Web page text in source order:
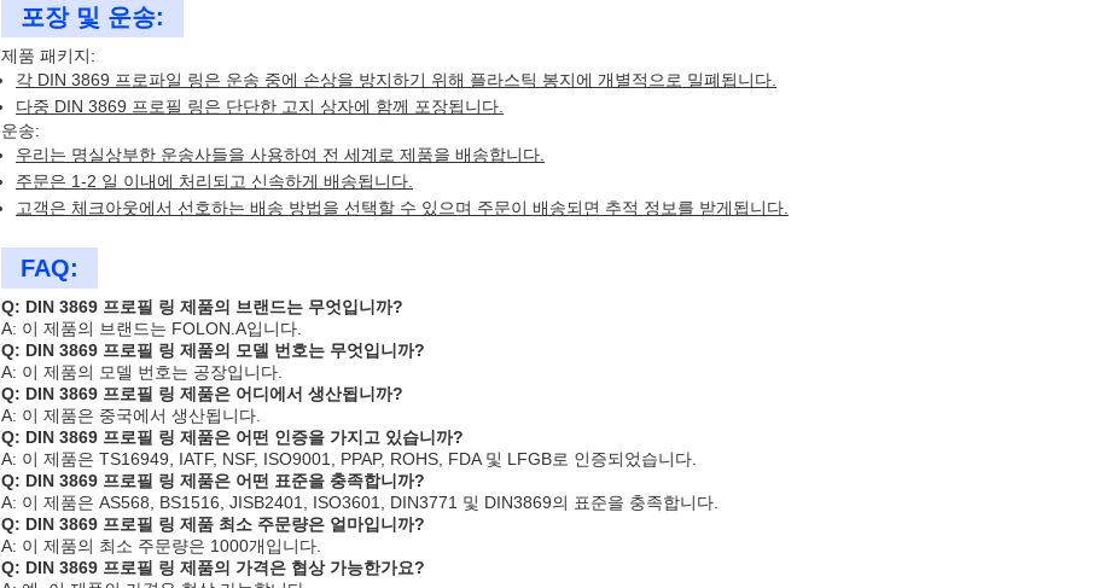
포장 및 운송:
제품 패키지:
각 DIN 3869 프로파일 링은 운송 중에 손상을 방지하기 위해 플라스틱 봉지에 개별적으로 밀폐됩니다.
다중 DIN 3869 프로필 링은 단단한 고지 상자에 함께 포장됩니다.
운송:
우리는 명실상부한 운송사들을 사용하여 전 세계로 제품을 배송합니다.
주문은 1-2 일 이내에 처리되고 신속하게 배송됩니다.
고객은 체크아웃에서 선호하는 배송 방법을 선택할 수 있으며 주문이 배송되면 추적 정보를 받게됩니다.
FAQ:
Q: DIN 3869 프로필 링 제품의 브랜드는 무엇입니까?
A: 이 제품의 브랜드는 FOLON.A입니다.
Q: DIN 3869 프로필 링 제품의 모델 번호는 무엇입니까?
A: 이 제품의 모델 번호는 공장입니다.
Q: DIN 3869 프로필 링 제품은 어디에서 생산됩니까?
A: 이 제품은 중국에서 생산됩니다.
Q: DIN 3869 프로필 링 제품은 어떤 인증을 가지고 있습니까?
A: 이 제품은 TS16949, IATF, NSF, ISO9001, PPAP, ROHS, FDA 및 LFGB로 인증되었습니다.
Q: DIN 3869 프로필 링 제품은 어떤 표준을 충족합니까?
A: 이 제품은 AS568, BS1516, JISB2401, ISO3601, DIN3771 및 DIN3869의 표준을 충족합니다.
Q: DIN 3869 프로필 링 제품 최소 주문량은 얼마입니까?
A: 이 제품의 최소 주문량은 1000개입니다.
Q: DIN 3869 프로필 링 제품의 가격은 협상 가능한가요?